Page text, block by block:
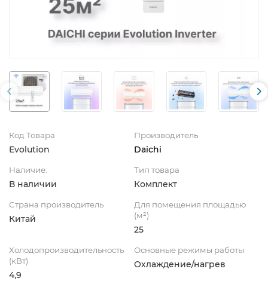
Код Товара
Evolution
Производитель
Daichi
Наличие:
В наличии
Тип товара
Комплект
Страна производитель
Китай
Для помещения площадью
(м²)
25
Холодопроизводительность
(кВт)
4,9
Основные режимы работы
Охлаждение/нагрев